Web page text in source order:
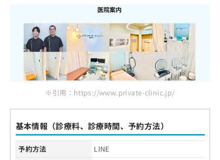
※引用：https://www.private-clinic.jp/
基本情報（診療料、診療時間、予約方法）
予約方法
LINE